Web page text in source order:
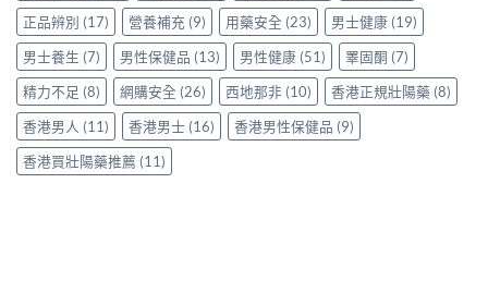
選
購
貼
士
一
次
看
清〉
中
正品辨別 (17) 營養補充 (9) 用藥安全 (23) 男士健康 (19)
男士養生 (7) 男性保健品 (13) 男性健康 (51) 睪固酮 (7)
精力不足 (8) 網購安全 (26) 西地那非 (10) 香港正規壯陽藥 (8)
香港男人 (11) 香港男士 (16) 香港男性保健品 (9)
香港買壯陽藥推薦 (11)